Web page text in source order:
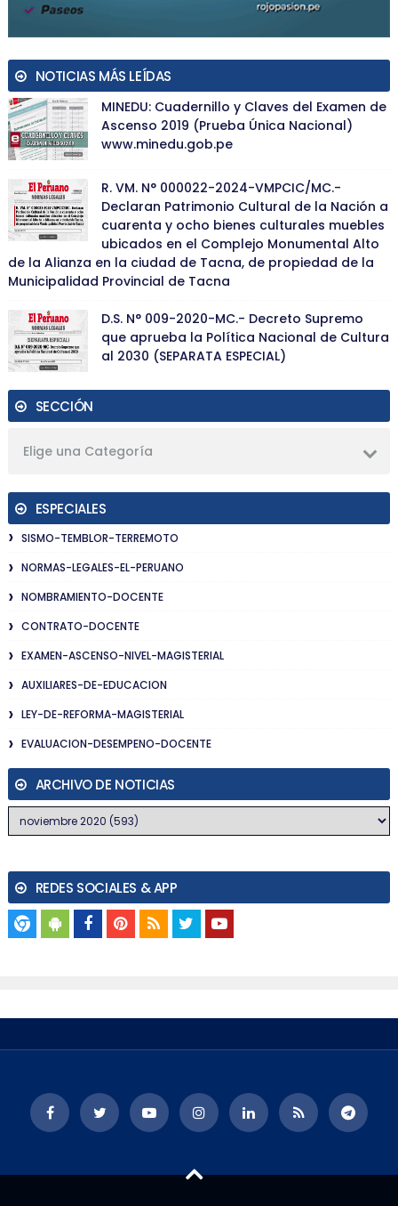
NOTICIAS MÁS LEÍDAS
MINEDU: Cuadernillo y Claves del Examen de
Ascenso 2019 (Prueba Única Nacional)
www.minedu.gob.pe
R. VM. N° 000022-2024-VMPCIC/MC.-
Declaran Patrimonio Cultural de la Nación a
cuarenta y ocho bienes culturales muebles
ubicados en el Complejo Monumental Alto
de la Alianza en la ciudad de Tacna, de propiedad de la
Municipalidad Provincial de Tacna
D.S. N° 009-2020-MC.- Decreto Supremo
que aprueba la Política Nacional de Cultura
al 2030 (SEPARATA ESPECIAL)
SECCIÓN
Elige una Categoría
ESPECIALES
SISMO-TEMBLOR-TERREMOTO
NORMAS-LEGALES-EL-PERUANO
NOMBRAMIENTO-DOCENTE
CONTRATO-DOCENTE
EXAMEN-ASCENSO-NIVEL-MAGISTERIAL
AUXILIARES-DE-EDUCACION
LEY-DE-REFORMA-MAGISTERIAL
EVALUACION-DESEMPENO-DOCENTE
ARCHIVO DE NOTICIAS
REDES SOCIALES & APP